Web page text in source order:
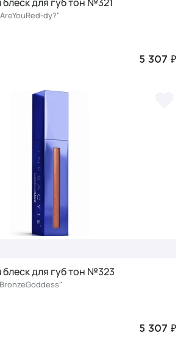
dy?"
5 307 ₽
для губ тон №323
5 307 ₽